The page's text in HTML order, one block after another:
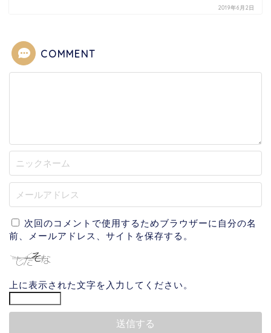
2019年6月2日
COMMENT
次回のコメントで使用するためブラウザーに自分の名
前、メールアドレス、サイトを保存する。
上に表示された文字を入力してください。